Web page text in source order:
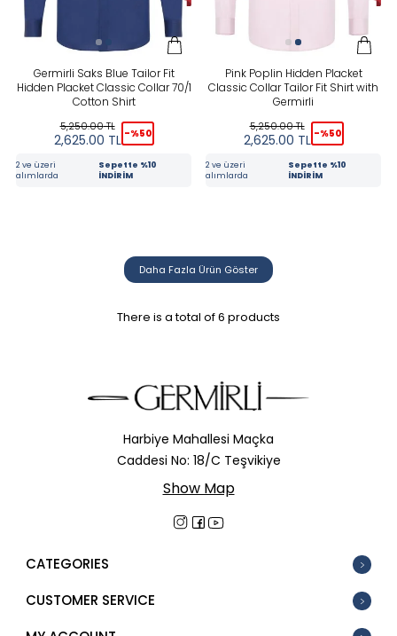
Germirli Saks Blue Tailor Fit
Hidden Placket Classic Collar 70/1
Cotton Shirt
5,250.00TL
2,625.00 TL -%50
2 ve üzeri
alımlarda
Sepette %10
İNDİRİM
Pink Poplin Hidden Placket
Classic Collar Tailor Fit Shirt with
Germirli
5,250.00TL
2,625.00 TL -%50
2 ve üzeri
alımlarda
Sepette %10
İNDİRİM
Daha Fazla Ürün Göster
There is a total of6 products
Harbiye Mahallesi Maçka
Caddesi No: 18/C Teşvikiye
Show Map
CATEGORIES
CUSTOMER SERVICE